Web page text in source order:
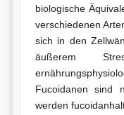
biologische
verschiedenen
sich in den
äußerem
Fucoidanen sind
werden